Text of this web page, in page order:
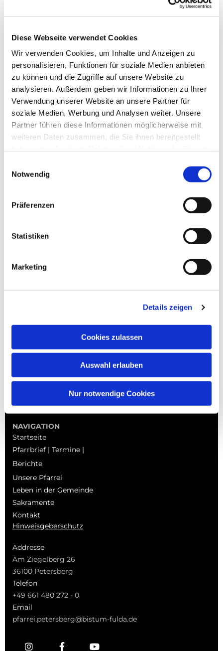
Diese Webseite verwendet Cookies
Wir verwenden Cookies, um Inhalte und Anzeigen zu
personalisieren, Funktionen für soziale Medien anbieten
zu können und die Zugriffe auf unsere Website zu
analysieren. Außerdem geben wir Informationen zu Ihrer
Verwendung unserer Website an unsere Partner für
soziale Medien, Werbung und Analysen weiter. Unsere
Partner führen diese Informationen möglicherweise mit
weiteren Daten zusammen, die Sie ihnen bereitgestellt
Notwendig
Präferenzen
Statistiken
Marketing
Details zeigen
Cookies zulassen
Auswahl erlauben
Nur notwendige Cookies
Dies könnte Sie auch
interessieren
NAVIGATION
Startseite
Pfarrbrief | Termine |
Berichte
Unsere Pfarrei
Leben in der Gemeinde
Sakramente
Kontakt
Hinweisgeberschutz
Addresse
Am Ziegelberg 26
36100 Petersberg
Telefon
+49 661 480 272 - 0
Email
pfarrei.petersberg@bistum-fulda.de